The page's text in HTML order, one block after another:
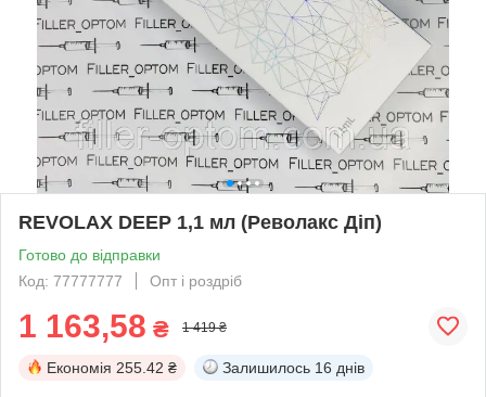
REVOLAX DEEP 1,1 мл (Револакс Діп)
Готово до відправки
Код: 77777777
Опт і роздріб
1 163,58 ₴ 1 419 ₴
Економія 255.42 ₴ Залишилось 16 днів